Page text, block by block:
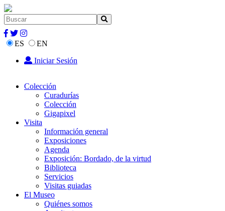
ES
EN
Iniciar Sesión
Colección
Curadurías
Colección
Gigapixel
Visita
Información general
Exposiciones
Agenda
Exposición: Bordado, de la virtud
Biblioteca
Servicios
Visitas guiadas
El Museo
Quiénes somos